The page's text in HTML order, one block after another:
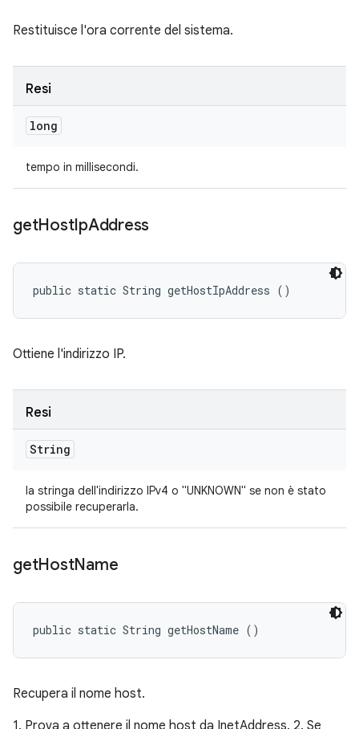
Restituisce l'ora corrente del sistema.
Resi
long
tempo in millisecondi.
getHostIpAddress
public static String getHostIpAddress ()
Ottiene l'indirizzo IP.
Resi
String
la stringa dell'indirizzo IPv4 o "UNKNOWN" se non è stato
possibile recuperarla.
getHostName
public static String getHostName ()
Recupera il nome host.
1. Prova a ottenere il nome host da InetAddress. 2. Se